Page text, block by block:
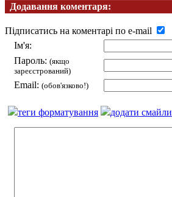
Додавання коментаря:
Підписатись на коментарі по e-mail
Ім'я:
Пароль: (якщо
зареєстрований)
Email: (обов'язково!)
теги форматування додати смайли